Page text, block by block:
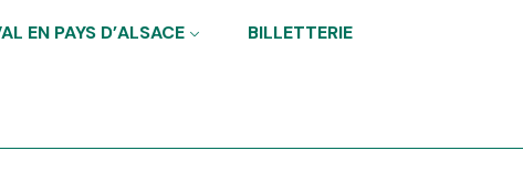
EN PAYS D’ALSACE
BILLETTERIE